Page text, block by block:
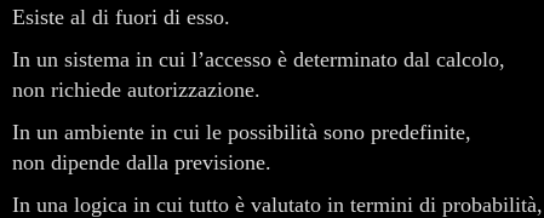
Esiste al di fuori di esso.
In un sistema in cui l’accesso è determinato dal calcolo,
non richiede autorizzazione.
In un ambiente in cui le possibilità sono predefinite,
non dipende dalla previsione.
In una logica in cui tutto è valutato in termini di probabilità,